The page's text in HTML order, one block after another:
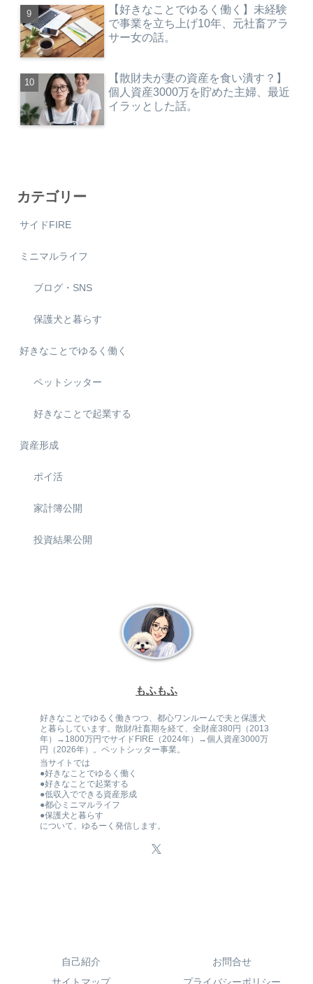
【好きなことでゆるく働く】未経験
で事業を立ち上げ10年、元社畜アラ
サー女の話。
【散財夫が妻の資産を食い潰す？】
個人資産3000万を貯めた主婦、最近
イラッとした話。
カテゴリー
サイドFIRE
ミニマルライフ
ブログ・SNS
保護犬と暮らす
好きなことでゆるく働く
ペットシッター
好きなことで起業する
資産形成
ポイ活
家計簿公開
投資結果公開
もふもふ
好きなことでゆるく働きつつ、都心ワンルームで夫と保護犬
と暮らしています。散財/社畜期を経て、全財産380円（2013
年）→1800万円でサイドFIRE（2024年）→個人資産3000万
円（2026年）。ペットシッター事業。
当サイトでは
●好きなことでゆるく働く
●好きなことで起業する
●低収入でできる資産形成
●都心ミニマルライフ
●保護犬と暮らす
について、ゆるーく発信します。
自己紹介
お問合せ